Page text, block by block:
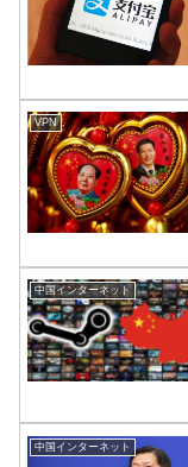
VPN
中国インターネット
中国インターネット